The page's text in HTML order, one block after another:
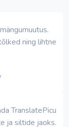
ning lihtne
TranslatePicu
ja siltide jaoks.